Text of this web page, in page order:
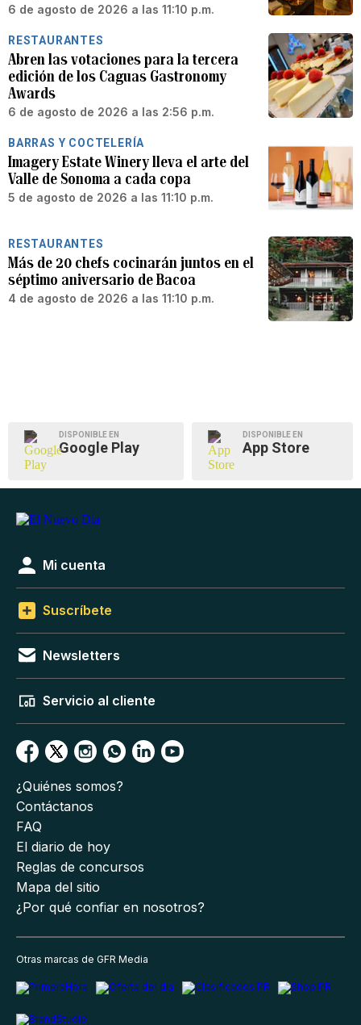
6 de agosto de 2026 a las 11:10 p.m.
RESTAURANTES
Abren las votaciones para la tercera
edición de los Caguas Gastronomy
Awards
6 de agosto de 2026 a las 2:56 p.m.
BARRAS Y COCTELERÍA
Imagery Estate Winery lleva el arte del
Valle de Sonoma a cada copa
5 de agosto de 2026 a las 11:10 p.m.
RESTAURANTES
Más de 20 chefs cocinarán juntos en el
séptimo aniversario de Bacoa
4 de agosto de 2026 a las 11:10 p.m.
DISPONIBLE EN
Google Play
DISPONIBLE EN
App Store
Mi cuenta
Suscríbete
Newsletters
Servicio al cliente
¿Quiénes somos?
Contáctanos
FAQ
El diario de hoy
Reglas de concursos
Mapa del sitio
¿Por qué confiar en nosotros?
Otras marcas de GFR Media